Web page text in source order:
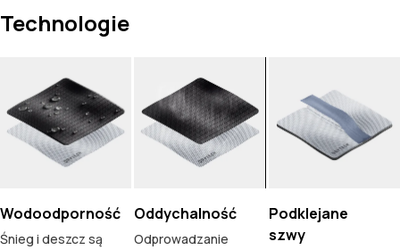
Technologie
Wodoodporność
Śnieg i deszcz są
Oddychalność
Odprowadzanie
Podklejane
szwy